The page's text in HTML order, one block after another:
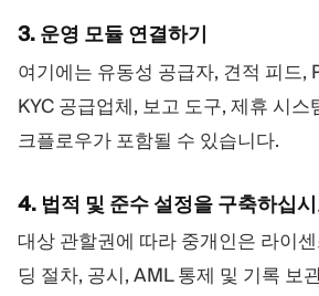
3. 운영 모듈 연결하기
여기에는 유동성 공급자, 견적 피드,
KYC 공급업체, 보고 도구, 제휴 시스
크플로우가 포함될 수 있습니다.
4. 법적 및 준수 설정을 구축하십
대상 관할권에 따라 중개인은 라이
딩 절차, 공시, AML 통제 및 기록 보